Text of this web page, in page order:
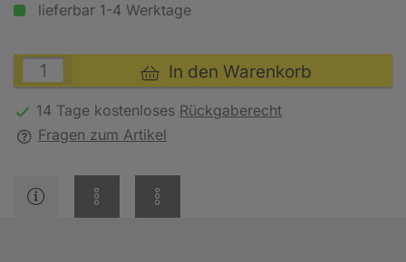
lieferbar 1-4 Werktage
In den Warenkorb
14 Tage kostenloses Rückgaberecht
Fragen zum Artikel